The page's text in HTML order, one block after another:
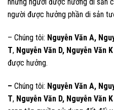
những người được hưởng di sản
người được hưởng phần di sản
– Chúng tôi: Nguyễn Văn A,
T, Nguyễn Văn D, Nguyễn Văn K
được hưởng.
– Chúng tôi: Nguyễn Văn A,
T, Nguyễn Văn D, Nguyễn Văn K